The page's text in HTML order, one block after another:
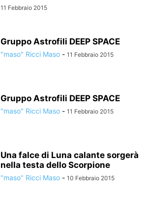
11 Febbraio 2015
Gruppo Astrofili DEEP SPACE
"maso" Ricci Maso - 11 Febbraio 2015
Gruppo Astrofili DEEP SPACE
"maso" Ricci Maso - 11 Febbraio 2015
Una falce di Luna calante sorgerà
nella testa dello Scorpione
"maso" Ricci Maso - 10 Febbraio 2015